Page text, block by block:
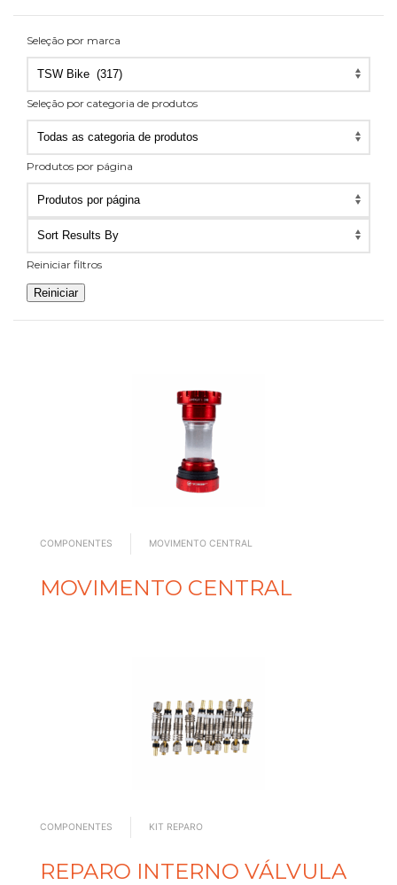
Seleção por marca
Seleção por categoria de produtos
Seleção
por
categoria
de
produtos
Produtos por página
Produtos
por
página
Reiniciar filtros
COMPONENTES MOVIMENTO CENTRAL
MOVIMENTO CENTRAL
COMPONENTES KIT REPARO
REPARO INTERNO VÁLVULA